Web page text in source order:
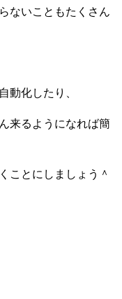
ないこともたくさん
動化したり、
来るようになれば簡
ことにしましょう＾